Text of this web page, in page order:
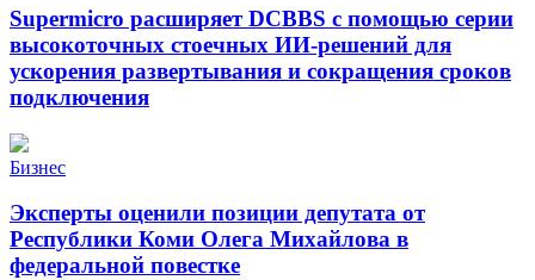
Supermicro расширяет DCBBS с помощью серии
высокоточных стоечных ИИ-решений для
ускорения развертывания и сокращения сроков
подключения
Бизнес
Эксперты оценили позиции депутата от
Республики Коми Олега Михайлова в
федеральной повестке